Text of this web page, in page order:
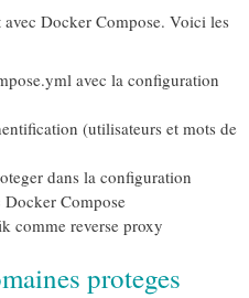
Docker Compose. Voici les
avec la configuration
(utilisateurs et mots de
dans la configuration
Docker Compose
comme reverse proxy
proteges